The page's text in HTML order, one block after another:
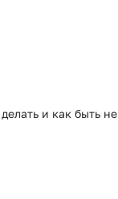
и как быть не